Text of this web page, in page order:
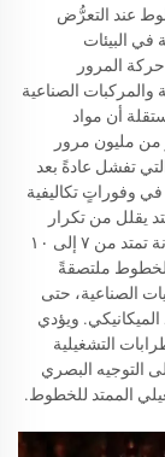
عند التعرُّض
في البيئات
حركة المرور
والمركبات الصناعية
أن مواد
من مليون مرور
تفشل عادةً بعد
في وفوراتٍ تكاليفية
يقلل من تكرار
الاستبدال من عمليات الصيانة السنوية إلى دورات صيانة تمتد من ٧ إلى ١٠
ملتصقةً
الصناعية، حتى
ويؤدي
التشغيلية
التوجيه البصري
الممتد للخطوط.